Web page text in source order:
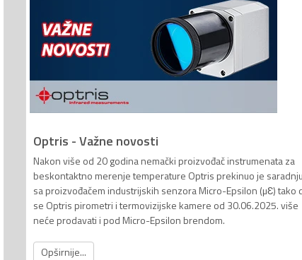
Optris - Važne novosti
Nakon više od 20 godina nemački proizvođač instrumenata za
beskontaktno merenje temperature Optris prekinuo je saradnju
sa proizvođačem industrijskih senzora Micro-Epsilon (µƐ) tako
se Optris pirometri i termovizijske kamere od 30.06.2025. više
neće prodavati i pod Micro-Epsilon brendom.
Opširnije...